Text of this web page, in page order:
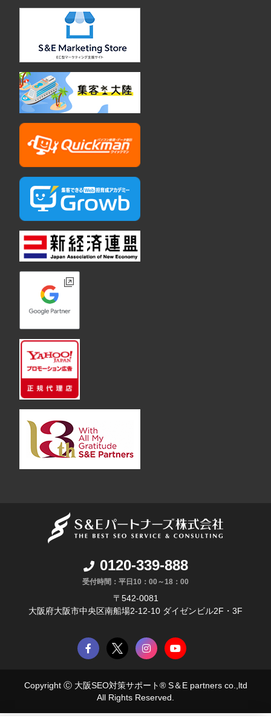
0120-339-888
受付時間：平日10：00～18：00
〒542-0081
大阪府大阪市中央区南船場2-12-10 ダイゼンビル2F・3F
Copyright Ⓒ 大阪SEO対策サポート® S＆E partners co. ,ltd
All Rights Reserved.